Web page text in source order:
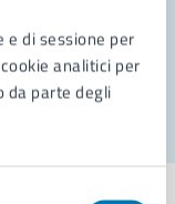
e di sessione per
analitici per
da parte degli